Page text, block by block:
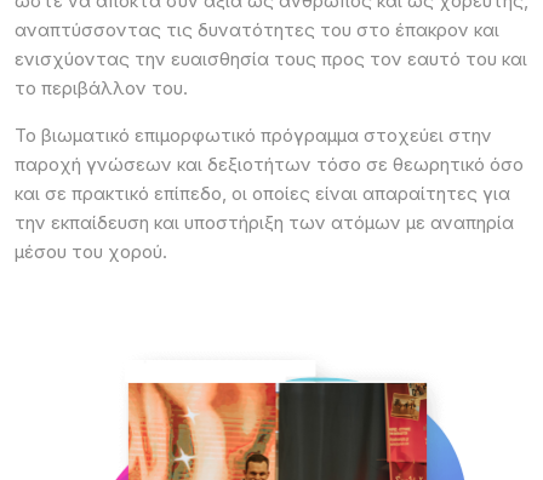
αναπτύσσοντας τις δυνατότητες του στο έπακρον και
ενισχύοντας την ευαισθησία τους προς τον εαυτό του και
το περιβάλλον του.
Το βιωματικό επιμορφωτικό πρόγραμμα στοχεύει στην
παροχή γνώσεων και δεξιοτήτων τόσο σε θεωρητικό όσο
και σε πρακτικό επίπεδο, οι οποίες είναι απαραίτητες για
την εκπαίδευση και υποστήριξη των ατόμων με αναπηρία
μέσου του χορού.